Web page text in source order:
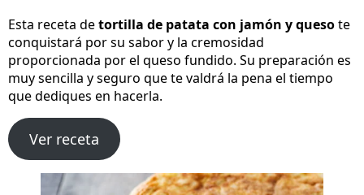
Esta receta detortilla de patata con jamón y quesote
conquistará por su sabor y la cremosidad
proporcionada por el queso fundido. Su preparación es
muy sencilla y seguro que te valdrá la pena el tiempo
que dediques en hacerla.
Ver receta